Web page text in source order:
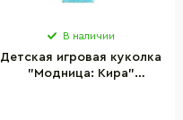
В наличии
Детская игровая куколка
"Модница: Кира"